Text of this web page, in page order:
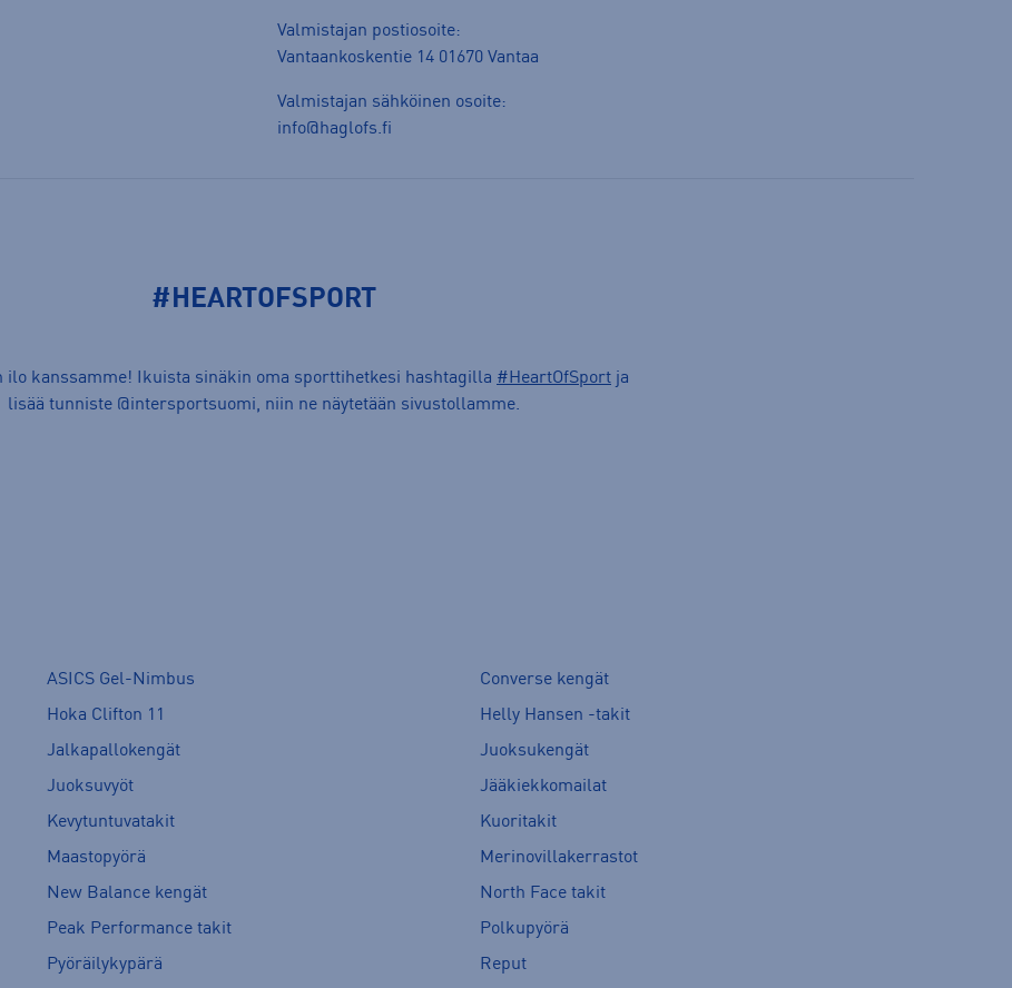
Valmistajan postiosoite:
Vantaankoskentie 14 01670 Vantaa
Valmistajan sähköinen osoite:
info@haglofs.fi
#HEARTOFSPORT
ilo kanssamme! Ikuista sinäkin oma sporttihetkesi hashtagilla #HeartOfSport ja
lisää tunniste @intersportsuomi, niin ne näytetään sivustollamme.
ASICS Gel-Nimbus
Converse kengät
Hoka Clifton 11
Helly Hansen -takit
Jalkapallokengät
Juoksukengät
Juoksuvyöt
Jääkiekkomailat
Kevytuntuvatakit
Kuoritakit
Maastopyörä
Merinovillakerrastot
New Balance kengät
North Face takit
Peak Performance takit
Polkupyörä
Pyöräilykypärä Reput